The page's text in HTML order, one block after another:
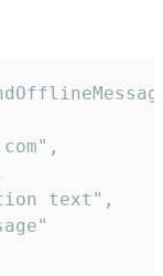
text",